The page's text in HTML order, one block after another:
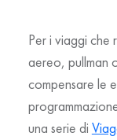
Per i viaggi che
aereo, pullman
compensare le
una serie di